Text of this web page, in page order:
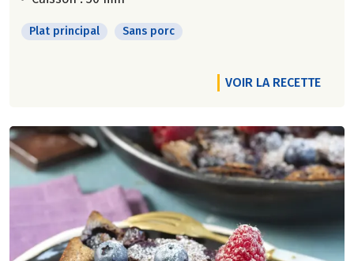
Plat principal Sans porc
VOIR LA RECETTE